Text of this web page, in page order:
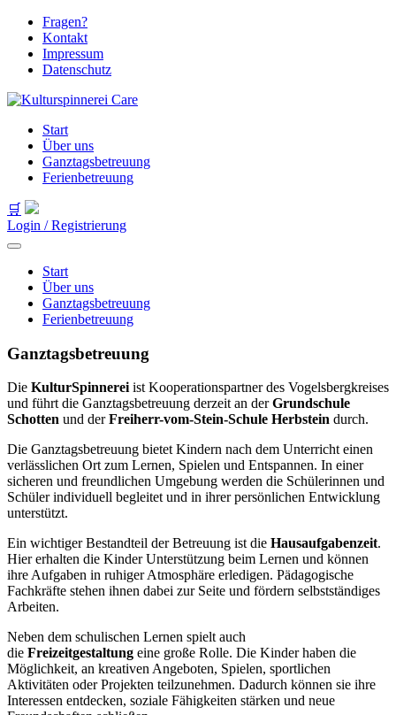
Fragen?
Kontakt
Impressum
Datenschutz
Start
Über uns
Ganztagsbetreuung
Ferienbetreuung
🛒
Login / Registrierung
Start
Über uns
Ganztagsbetreuung
Ferienbetreuung
Ganztagsbetreuung
Die KulturSpinnereiist Kooperationspartner des Vogelsbergkreises
und führt die Ganztagsbetreuung derzeit an derGrundschule
Schotten und derFreiherr-vom-Stein-Schule Herbstein durch.
Die Ganztagsbetreuung bietet Kindern nach dem Unterricht einen
verlässlichen Ort zum Lernen, Spielen und Entspannen. In einer
sicheren und freundlichen Umgebung werden die Schülerinnen und
Schüler individuell begleitet und in ihrer persönlichen Entwicklung
unterstützt.
Ein wichtiger Bestandteil der Betreuung ist die Hausaufgabenzeit.
Hier erhalten die Kinder Unterstützung beim Lernen und können
ihre Aufgaben in ruhiger Atmosphäre erledigen. Pädagogische
Fachkräfte stehen ihnen dabei zur Seite und fördern selbstständiges
Arbeiten.
Neben dem schulischen Lernen spielt auch
die Freizeitgestaltung eine große Rolle. Die Kinder haben die
Möglichkeit, an kreativen Angeboten, Spielen, sportlichen
Aktivitäten oder Projekten teilzunehmen. Dadurch können sie ihre
Interessen entdecken, soziale Fähigkeiten stärken und neue